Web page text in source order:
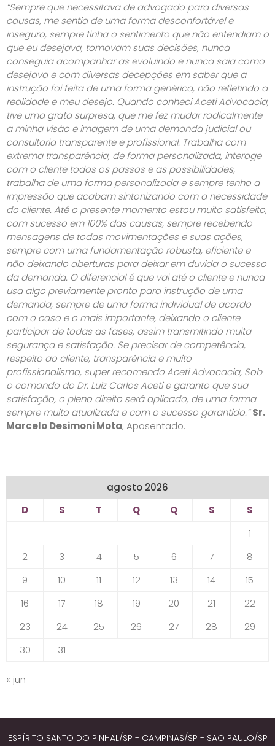
“Sempre que necessitava de advogado para diversas
causas, me sentia de uma forma desconfortável e
inseguro, sempre tinha o sentimento que não entendiam o
que eu desejava, tomavam suas decisões, nunca
conseguia acompanhar as evoluindo e nunca saia como
desejava e com diversas decepções em saber que a
instrução foi feita de uma forma genérica, não refletindo a
realidade e meu desejo. Quando conheci Aceti Advocacia,
tive uma grata surpresa, que me fez mudar radicalmente
a minha visão e imagem de uma demanda judicial ou
consultoria transparente e profissional. Trabalha com
extrema transparência, de forma personalizada, interage
com o cliente todos os passos e as possibilidades,
trabalha de uma forma personalizada e sempre tenho a
impressão que acabam sintonizando com a necessidade
do cliente. Até o presente momento estou muito satisfeito,
com sucesso em 100% das causas, sempre recebendo
mensagens de todas movimentações e suas ações,
sempre com uma fundamentação robusta, eficiente e
não deixando aberturas para deixar em duvida o sucesso
da demanda. O diferencial é que vai até o cliente e nunca
usa algo previamente pronto para instrução de uma
demanda, sempre de uma forma individual de acordo
com o caso e o mais importante, deixando o cliente
participar de todas as fases, assim transmitindo muita
segurança e satisfação. Se precisar de competência,
respeito ao cliente, transparência e muito
profissionalismo, super recomendo Aceti Advocacia, Sob
o comando do Dr. Luiz Carlos Aceti e garanto que sua
satisfação, o pleno direito será aplicado, de uma forma
sempre muito atualizada e com o sucesso garantido.” Sr.
Marcelo Desimoni Mota, Aposentado.
agosto 2026
D
S T Q Q S
S
1
2
3 4 5 6 7
8
9
10 11 12 13 14
15
16
17 18 19 20 21
22
23
24 25 26 27 28
29
30
31
« jun
ESPÍRITO SANTO DO PINHAL/SP - CAMPINAS/SP - SÃO PAULO/SP